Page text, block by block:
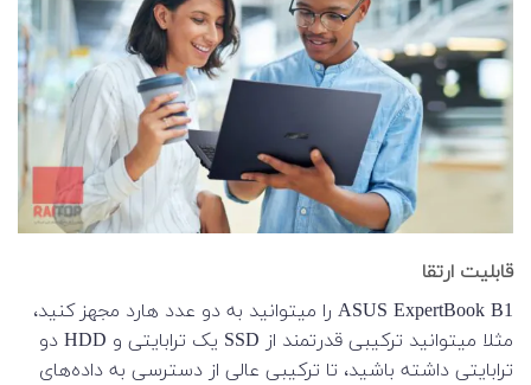
قابلیت ارتقا
ASUS ExpertBook B1 را میتوانید به دو عدد هارد مجهز کنید،
مثلا میتوانید ترکیبی قدرتمند از SSD یک ترابایتی و HDD دو
ترابایتی داشته باشید، تا ترکیبی عالی از دسترسی به داده‌های